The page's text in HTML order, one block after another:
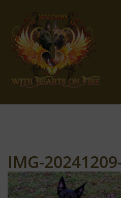
springen
IMG-